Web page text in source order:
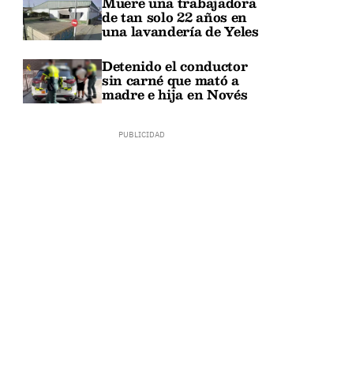
de tan solo 22 años en
una lavandería de Yeles
Detenido el conductor
sin carné que mató a
madre e hija en Novés